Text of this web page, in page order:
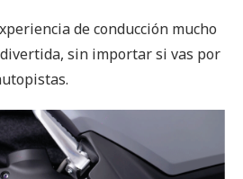
de conducción mucho
sin importar si vas por